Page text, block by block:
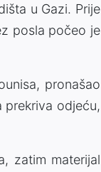
u Gazi. Prije
posla počeo je
pronašao
prekriva odjeću,
zatim materijal